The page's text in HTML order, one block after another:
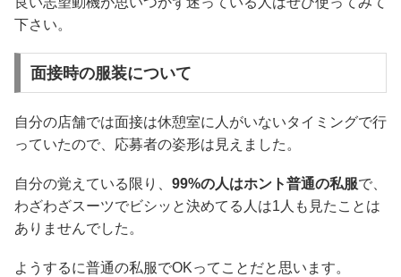
下さい。
面接時の服装について
自分の店舗では面接は休憩室に人がいないタイミングで行
っていたので、応募者の姿形は見えました。
自分の覚えている限り、 99%の人はホント普通の私服で、
わざわざスーツでビシッと決めてる人は1人も見たことは
ありませんでした。
ようするに普通の私服でOKってことだと思います。